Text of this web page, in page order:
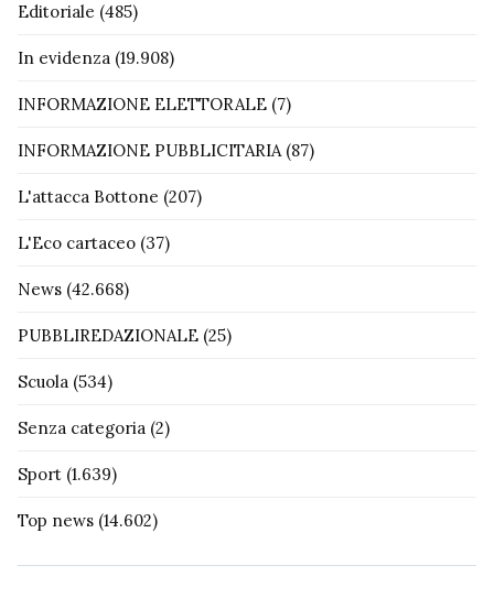
Editoriale (485)
In evidenza (19.908)
INFORMAZIONE ELETTORALE (7)
INFORMAZIONE PUBBLICITARIA(87)
L'attacca Bottone (207)
L'Eco cartaceo (37)
News (42.668)
PUBBLIREDAZIONALE (25)
Scuola (534)
Senza categoria (2)
Sport (1.639)
Top news (14.602)